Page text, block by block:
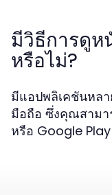
มีวิธีการดูห
หรือไม่?
มีแอปพลิเคชันหล
มือถือ ซึ่งคุณสาม
หรือ Google